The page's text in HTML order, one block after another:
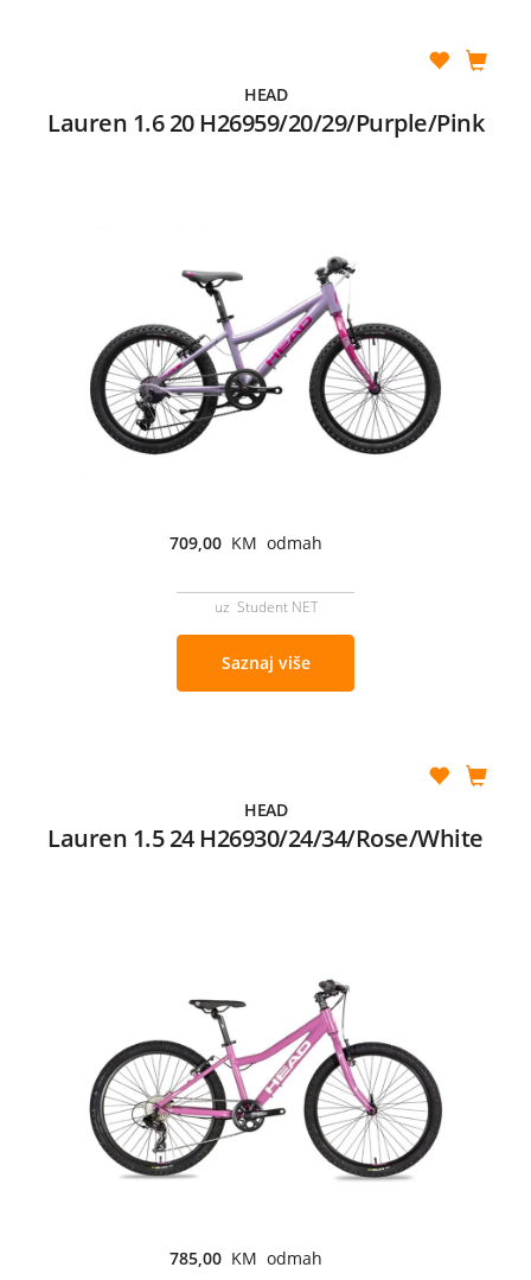
HEAD
Lauren 1.6 20 H26959/20/29/Purple/Pink
709,00 KM odmah
uz Student NET
Saznaj više
HEAD
Lauren 1.5 24 H26930/24/34/Rose/White
785,00 KM odmah